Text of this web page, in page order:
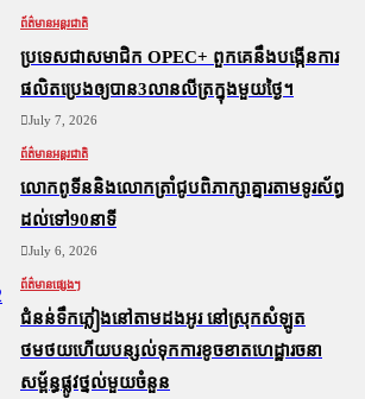
ព័ត៌មានអន្តរជាតិ
ប្រទេសជាសមាជិក OPEC+​ ពួកគេនឹងបង្កើនការ
ផលិតប្រេងឲ្យបាន3លានលីត្រក្នុងមួយថ្ងៃ។
July 7, 2026
ព័ត៌មានអន្តរជាតិ
លោកពូទីននិងលោកត្រាំជូបពិភាក្សាគ្នារតាមទូរស័ព្ធ
ដល់ទៅ90នាទី
July 6, 2026
ព័ត៌មានផ្សេងៗ
ជំនន់​ទឹកភ្លៀង​នៅ​តាម​ដងអូរ​ នៅ​ស្រុក​សំឡូត​
ថមថយ​ហើយ​បន្សល់​ទុក​ការ​ខូចខាត​ហេដ្ឋារចនា
សម្ព័ន្ធ​ផ្លូវថ្នល់​មួយ​ចំនួន